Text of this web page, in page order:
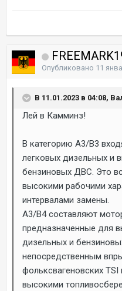
Опубликовано 11
В 11.01.2023 в 04:08,
Лей в Камминз!
В категорию А3/В3
легковых дизельных и
бензиновых ДВС. Это
высокими рабочими
интервалами замены.
A3/B4 составляют
предназначенные для
дизельных и
непосредственным
фольксвагеновских
высокими